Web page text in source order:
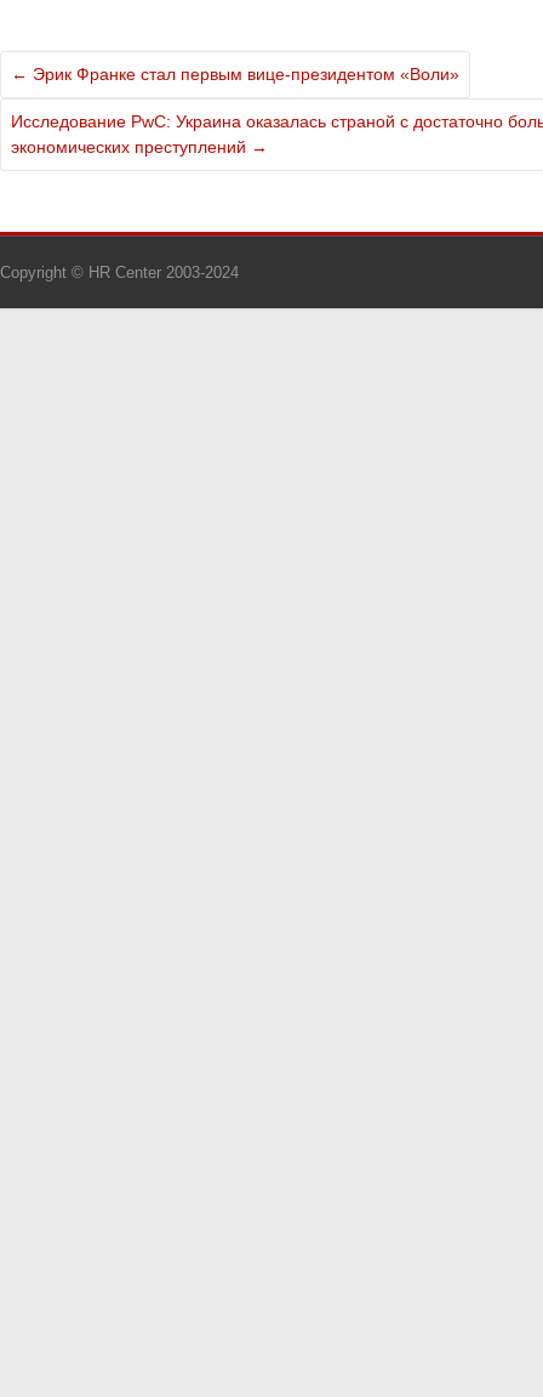
← Эрик Франке стал первым вице-президентом «Воли»
Исследование PwC: Украина оказалась страной с достаточно
экономических преступлений →
Copyright © HR Center 2003-2024